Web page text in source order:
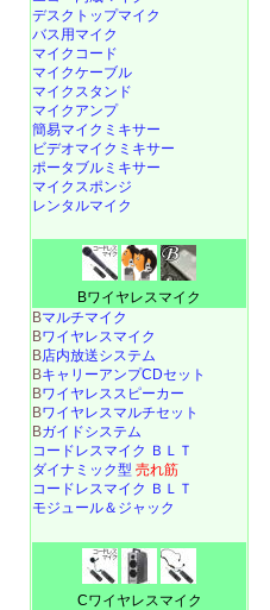
デスクトップマイク
バス用マイク
マイクコード
マイクケーブル
マイクスタンド
マイクアンプ
簡易マイクミキサー
ビデオマイクミキサー
ポータブルミキサー
マイクスポンジ
レンタルマイク
Bワイヤレスマイク
Bマルチマイク
Bワイヤレスマイク
B店内放送システム
BキャリーアンプCDセット
Bワイヤレススピーカー
Bワイヤレスマルチセット
Bガイドシステム
コードレスマイク ＢＬＴ
ダイナミック型 売れ筋
コードレスマイク ＢＬＴ
モジュール＆ジャック
Cワイヤレスマイク